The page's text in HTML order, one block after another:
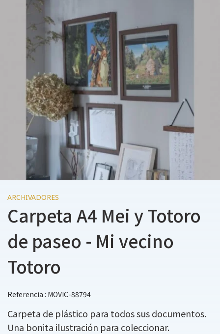
ARCHIVADORES
Carpeta A4 Mei y Totoro
de paseo - Mi vecino
Totoro
Referencia : MOVIC-88794
Carpeta de plástico para todos sus documentos.
Una bonita ilustración para coleccionar.